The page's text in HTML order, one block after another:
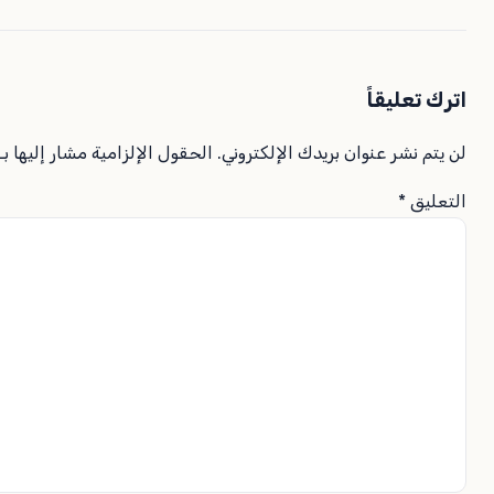
اترك تعليقاً
لن يتم نشر عنوان بريدك الإلكتروني. الحقول الإلزامية مشار إليها
التعليق*